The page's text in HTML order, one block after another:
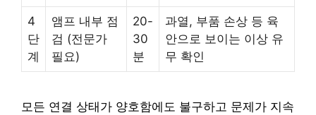
4
단
계
앰프 내부 점
검 (전문가
필요)
20-
30
분
과열, 부품 손상 등 육
안으로 보이는 이상 유
무 확인
모든 연결 상태가 양호함에도 불구하고 문제가 지속